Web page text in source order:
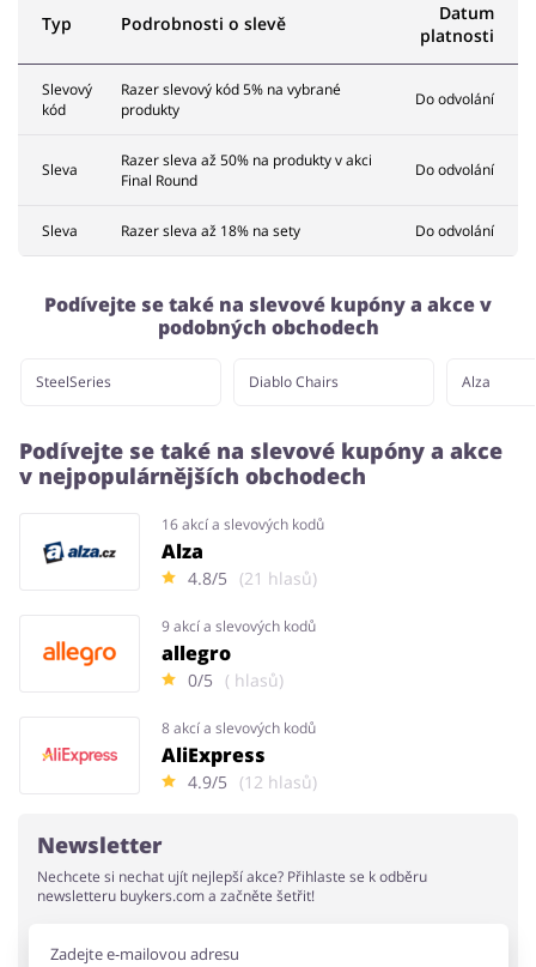
Typ Podrobnosti o slevě
Datum
platnosti
Slevový
kód
Razer slevový kód 5% na vybrané
produkty
Do odvolání
Sleva
Razer sleva až 50% na produkty v akci
Final Round
Do odvolání
Sleva Razer sleva až 18% na sety Do odvolání
Podívejte se také na slevové kupóny a akce v
podobných obchodech
SteelSeries Diablo Chairs Alza
Podívejte se také na slevové kupóny a akce
v nejpopulárnějších obchodech
16 akcí a slevových kodů
Alza
4.8/5 (21 hlasů)
9 akcí a slevových kodů
allegro
0/5 ( hlasů)
8 akcí a slevových kodů
AliExpress
4.9/5 (12 hlasů)
Newsletter
Nechcete si nechat ujít nejlepší akce? Přihlaste se k odběru
newsletteru buykers.com a začněte šetřit!